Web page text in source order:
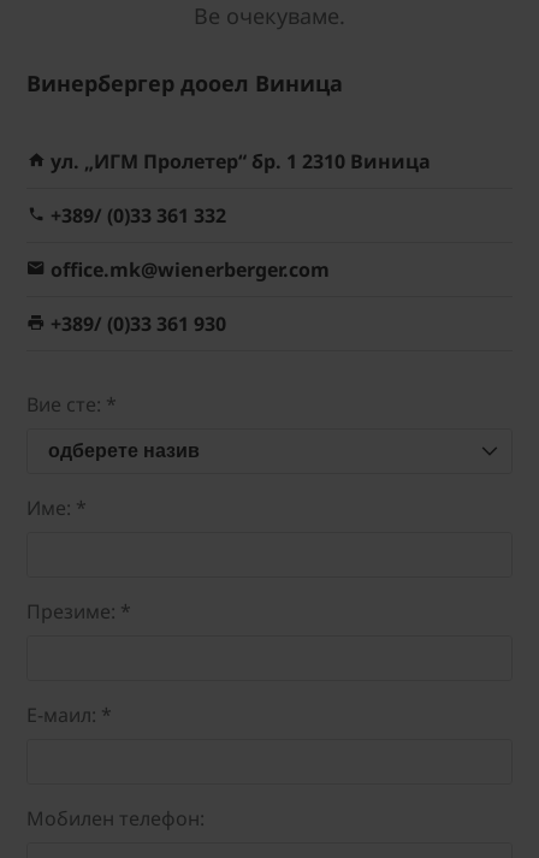
Ве очекуваме.
Винербергер дооел Виница
ул. „ИГМ Пролетер“ бр. 1 2310 Виница
+389/ (0)33 361 332
office.mk@wienerberger.com
+389/ (0)33 361 930
Вие сте: *
одберете назив
Име: *
Презиме: *
E-маил: *
Мобилен телефон: